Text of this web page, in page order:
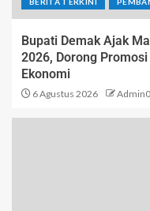
Bupati Demak Ajak
2026, Dorong
Ekonomi
6 Agustus 2026